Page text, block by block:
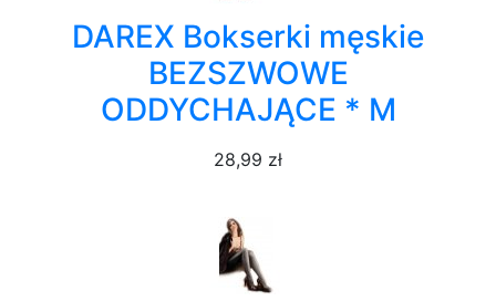
DAREX Bokserki męskie
BEZSZWOWE
ODDYCHAJĄCE * M
28,99 zł